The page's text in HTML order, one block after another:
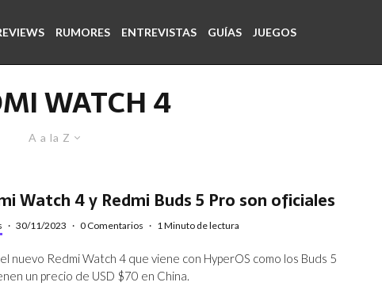
RUMORES ENTREVISTAS GUÍAS JUEGOS
WATCH 4
A a la Z
Watch 4 y Redmi Buds 5 Pro son oficiales
· 30/11/2023 · 0 Comentarios · 1 Minuto de lectura
nuevo Redmi Watch 4 que viene con HyperOS como los Buds 5
un precio de USD $70 en China.